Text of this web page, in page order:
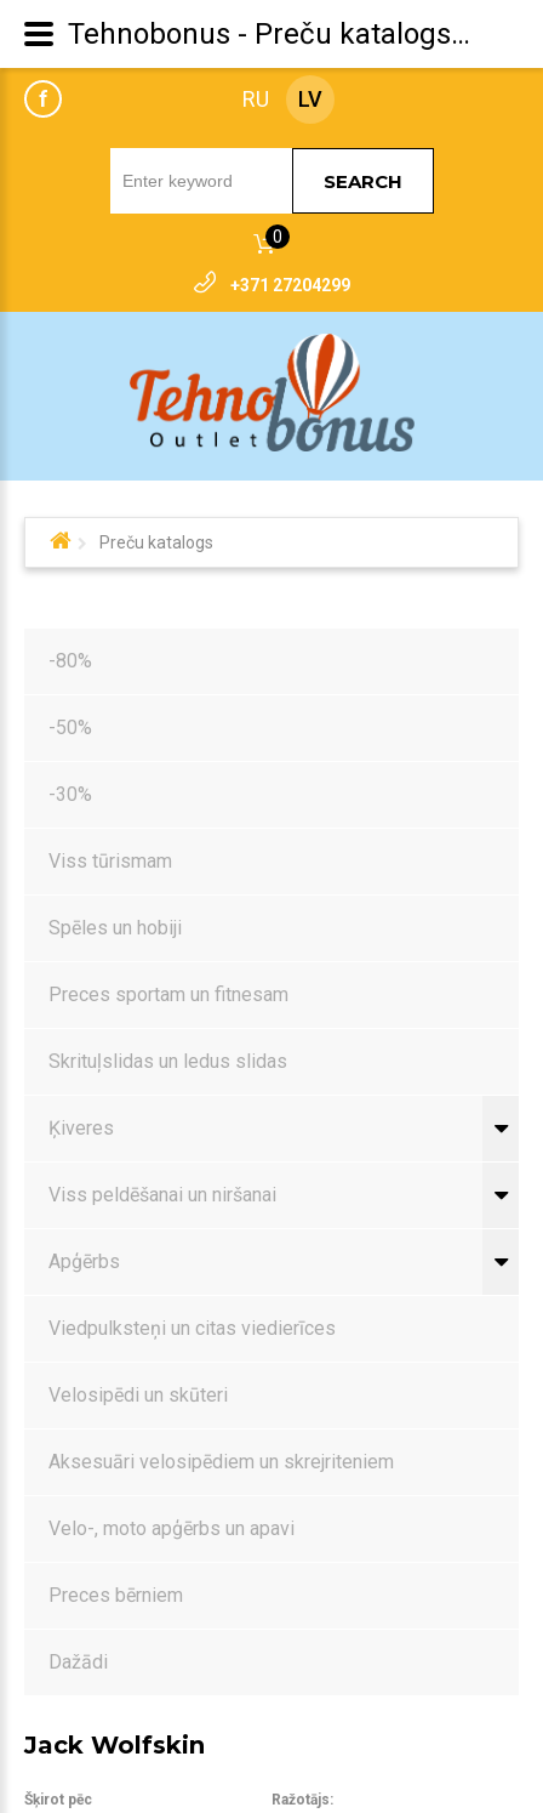
RU LV
f
SEARCH
0
+371 27204299
Preču katalogs
-80%
-50%
-30%
Viss tūrismam
Spēles un hobiji
Preces sportam un fitnesam
Skrituļslidas un ledus slidas
Ķiveres
Viss peldēšanai un niršanai
Apģērbs
Viedpulksteņi un citas viedierīces
Velosipēdi un skūteri
Aksesuāri velosipēdiem un skrejriteniem
Velo-, moto apģērbs un apavi
Preces bērniem
Dažādi
Jack Wolfskin
Šķirot pēc
Ražotājs:
Tehnobonus - Preču katalogs Jack Wolfskin